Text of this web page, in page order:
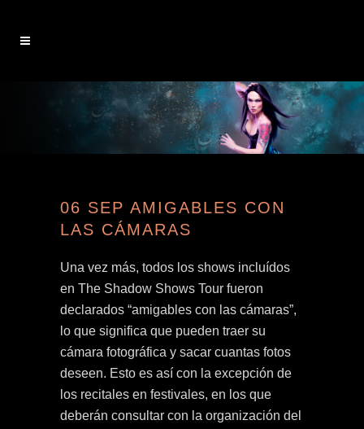
06 SEP AMIGABLES CON
LAS CÁMARAS
Una vez más, todos los shows incluídos
en The Shadow Shows Tour fueron
declarados “amigables con las cámaras”,
lo que significa que pueden traer su
cámara fotográfica y sacar cuantas fotos
deseen. Esto es así con la excepción de
los recitales en festivales, en los que
deberán consultar con la organización del